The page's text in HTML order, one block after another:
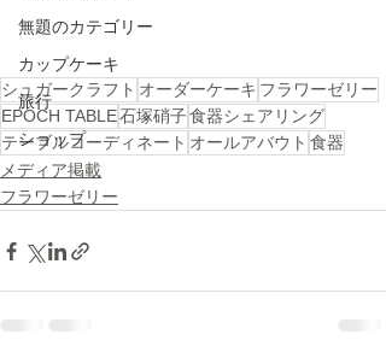
無題のカテゴリー
カップケーキ
旅行
ショップ
シュガークラフト オーダーケーキ フラワーゼリー
EPOCH TABLE石塚硝子食器シェアリング
テーブルコーディネート オールアバウト 食器
メディア掲載
フラワーゼリー